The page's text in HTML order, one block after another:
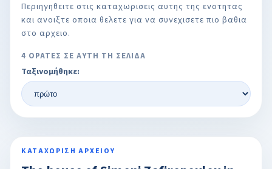
Περιηγηθειτε στις καταχωρισεις αυτης της ενοτητας
και ανοιξτε οποια θελετε για να συνεχισετε πιο βαθια
στο αρχειο.
4 ΟΡΑΤΕΣ ΣΕ ΑΥΤΗ ΤΗ ΣΕΛΙΔΑ
Ταξινομήθηκε:
ΚΑΤΑΧΩΡΙΣΗ ΑΡΧΕΙΟΥ